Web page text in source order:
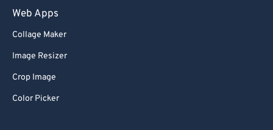
Web Apps
Collage Maker
Image Resizer
Crop Image
Color Picker